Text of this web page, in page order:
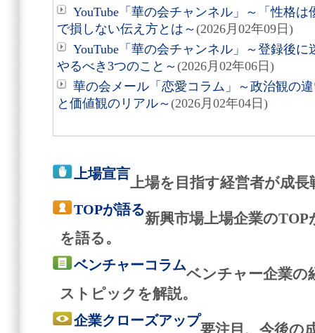
YouTube「華の会チャンネル」～「性格
で損しない伝え方とは～ (2026月02年09日)
YouTube「華の会チャンネル」～登録後
やるべき3つのこと～ (2026月02年06日)
華の会メール「恋愛コラム」～政治観の
と価値観のリアル～ (2026月02年04日)
上場宣言
上場を目指す経営者が成
TOPが語る
新興市場上場企業の
を語る。
ベンチャーコラム
ベンチャー企業の
ストピックを解説。
企業クローズアップ
要注目、今後の